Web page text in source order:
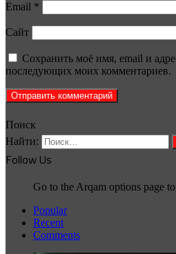
Email *
Сайт
Сохранить моё имя, email и
последующих моих комментариев.
Поиск
Найти:
Follow Us
Go to the Arqam options page
Popular
Recent
Comments